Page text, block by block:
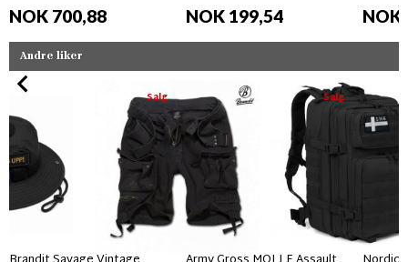
NOK 700,88 NOK 199,54 NOK
Andre liker
Salg Salg